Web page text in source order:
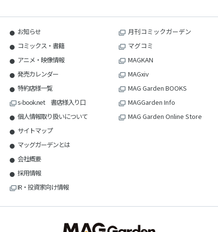
お知らせ
コミックス・書籍
アニメ・映像情報
発売カレンダー
特約店様一覧
s-book.net 書店様入り口
個人情報取り扱いについて
サイトマップ
マッグガーデンとは
会社概要
採用情報
IR・投資家向け情報
月刊コミックガーデン
マグコミ
MAGKAN
MAGxiv
MAG Garden BOOKS
MAGGarden Info
MAG Garden Online Store